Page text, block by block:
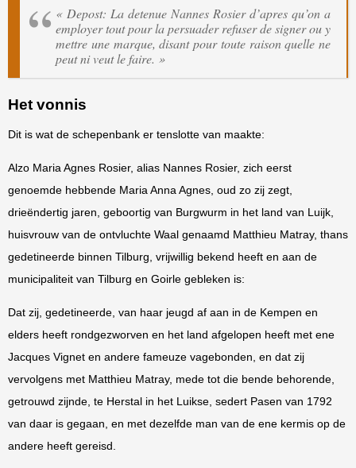
« Depost: La detenue Nannes Rosier d’apres qu’on a
employer tout pour la persuader refuser de signer ou y
mettre une marque, disant pour toute raison quelle ne
peut ni veut le faire. »
Het vonnis
Dit is wat de schepenbank er tenslotte van maakte:
Alzo Maria Agnes Rosier, alias Nannes Rosier, zich eerst
genoemde hebbende Maria Anna Agnes, oud zo zij zegt,
drieëndertig jaren, geboortig van Burgwurm in het land van Luijk,
huisvrouw van de ontvluchte Waal genaamd Matthieu Matray, thans
gedetineerde binnen Tilburg, vrijwillig bekend heeft en aan de
municipaliteit van Tilburg en Goirle gebleken is:
Dat zij, gedetineerde, van haar jeugd af aan in de Kempen en
elders heeft rondgezworven en het land afgelopen heeft met ene
Jacques Vignet en andere fameuze vagebonden, en dat zij
vervolgens met Matthieu Matray, mede tot die bende behorende,
getrouwd zijnde, te Herstal in het Luikse, sedert Pasen van 1792
van daar is gegaan, en met dezelfde man van de ene kermis op de
andere heeft gereisd.